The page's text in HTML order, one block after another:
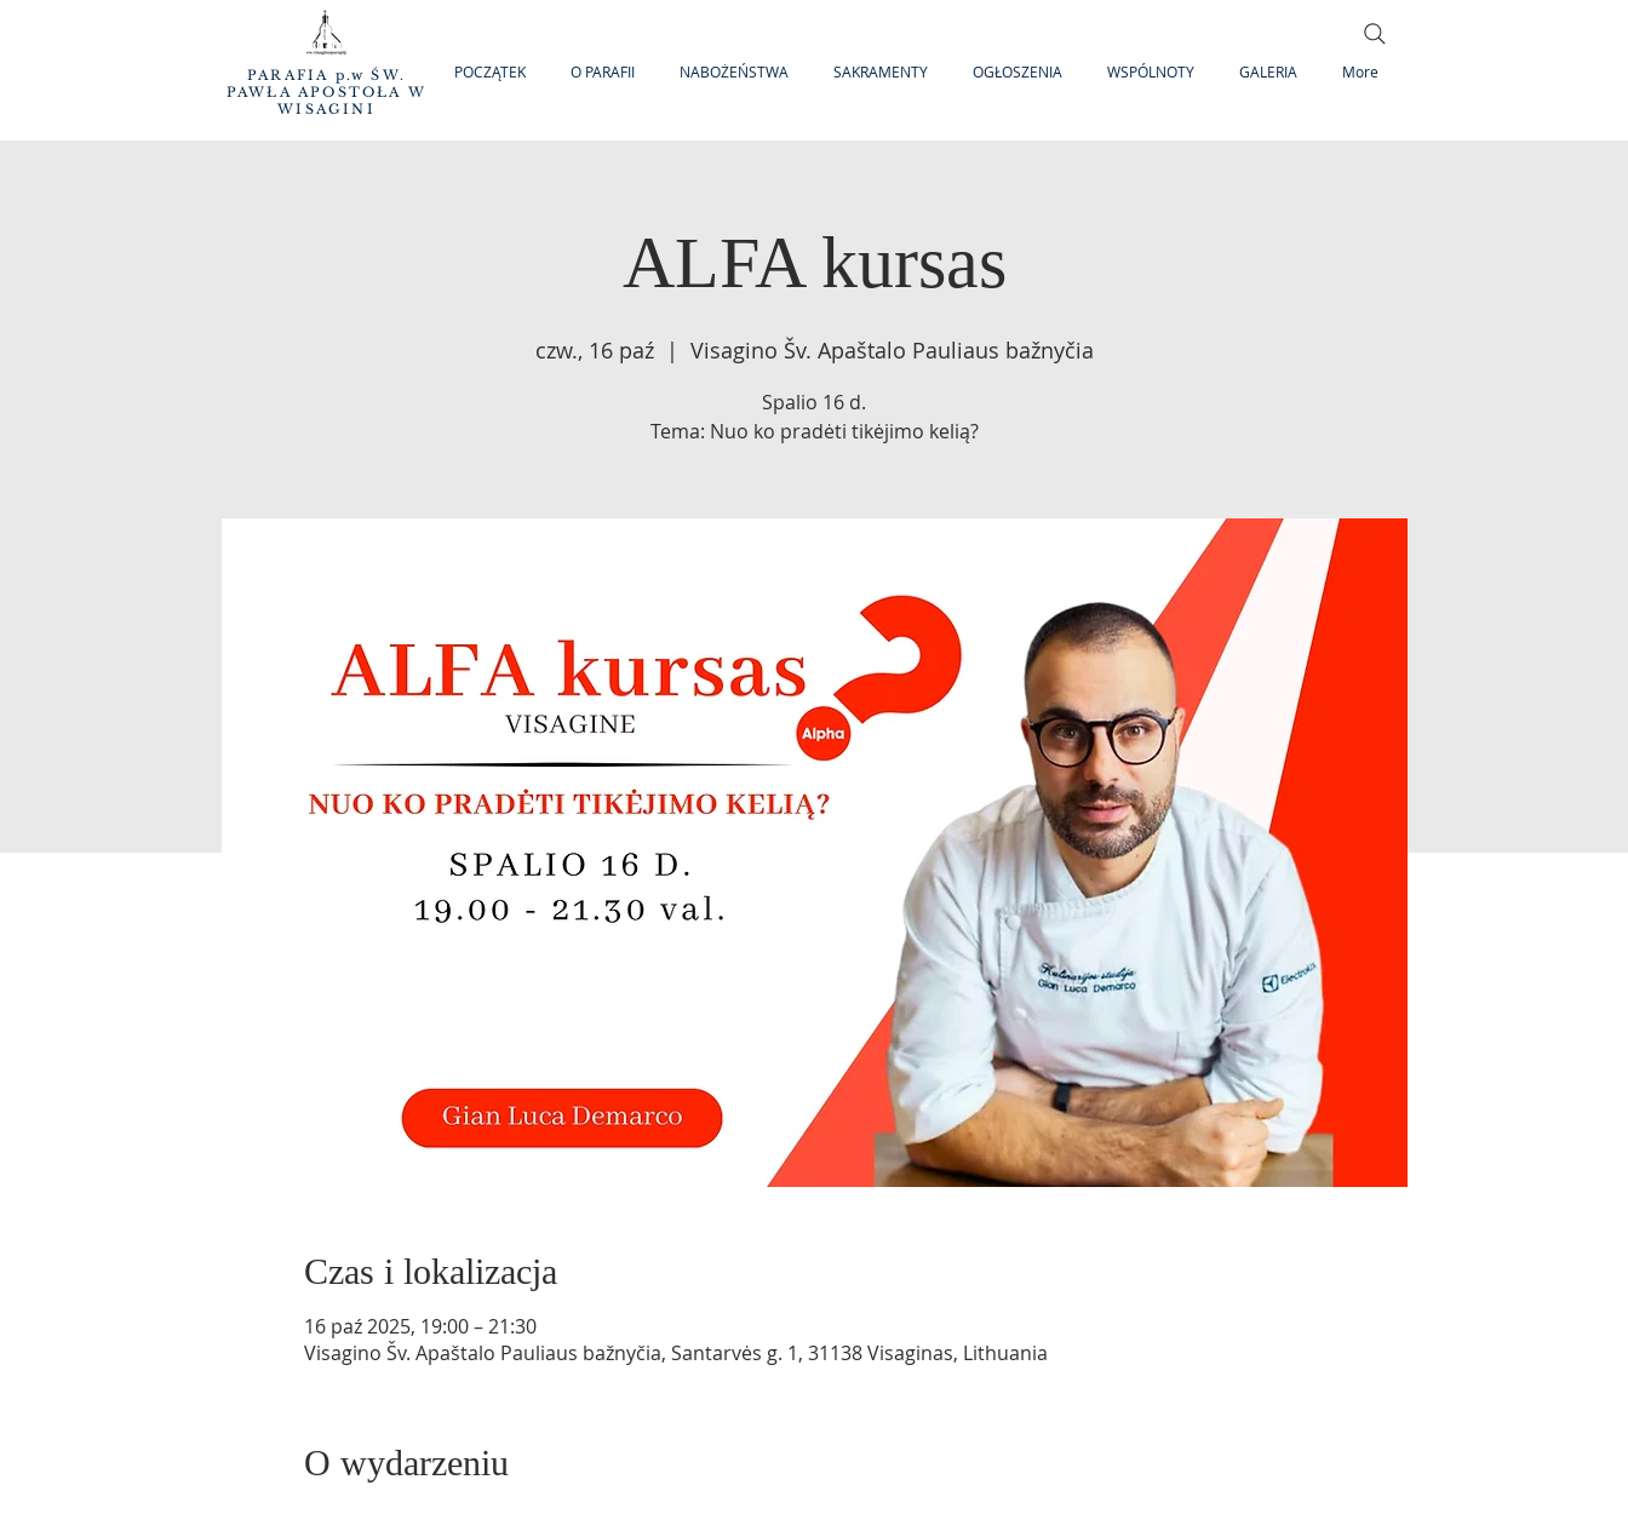
PARAFIA p.w ŚW.
PAWŁA APOSTOŁA W
WISAGINI
POCZĄTEK O PARAFII NABOŻEŃSTWA SAKRAMENTY OGŁOSZENIA WSPÓLNOTY GALERIA More
ALFA kursas
czw., 16 paź
  |
Visagino Šv. Apaštalo Pauliaus bažnyčia
Spalio 16 d.
Tema: Nuo ko pradėti tikėjimo kelią?
Czas i lokalizacja
16 paź 2025, 19:00 – 21:30
Visagino Šv. Apaštalo Pauliaus bažnyčia, Santarvės g. 1, 31138 Visaginas, Lithuania
O wydarzeniu